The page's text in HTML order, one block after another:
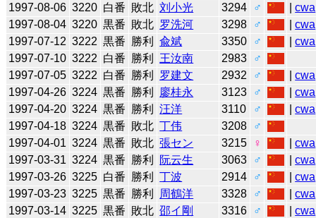
1997-08-06 3220 白番 敗北 刘小光 3294 ♂ |cwa
1997-08-04 3220 黒番 敗北 罗洗河 3298 ♂ |cwa
1997-07-12 3222 黒番 勝利 兪斌 3350 ♂ |cwa
1997-07-10 3222 白番 勝利 王汝南 2983
♂
1997-07-05 3222 白番 勝利 罗建文 2932 ♂ |cwa
1997-04-26 3224 黒番 勝利 廖桂永 3123 ♂ |cwa
1997-04-20 3224 黒番 勝利 汪洋 3110 ♂ |cwa
1997-04-18 3224 黒番 敗北 丁伟 3208
♂
1997-04-01 3224 黒番 敗北 張セン 3215 ♀ |cwa
1997-03-31 3224 黒番 勝利 阮云生 3063 ♂ |cwa
1997-03-26 3225 白番 勝利 丁波 2914 ♂ |cwa
1997-03-23 3225 黒番 勝利 周鶴洋 3328 ♂ |cwa
1997-03-14 3225 黒番 敗北 邵イ剛 3316 ♂ |cwa